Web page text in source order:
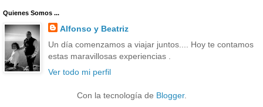
Quienes Somos ...
Alfonso y Beatriz
Un día comenzamos a viajar juntos.... Hoy te contamos
estas maravillosas experiencias .
Ver todo mi perfil
Con la tecnología de Blogger.